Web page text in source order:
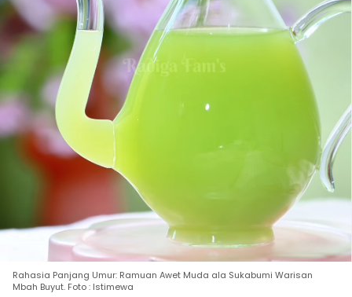
Rahasia Panjang Umur: Ramuan Awet Muda ala Sukabumi Warisan
Mbah Buyut. Foto : Istimewa